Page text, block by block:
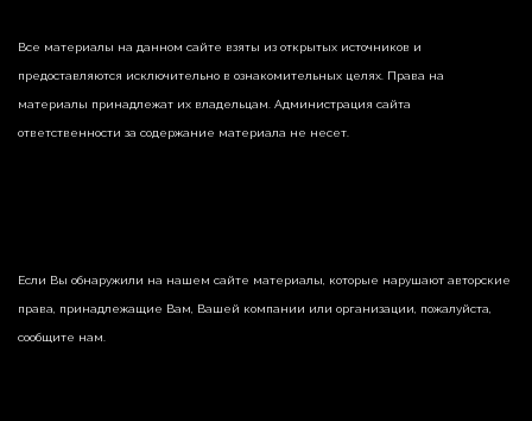
Все материалы на данном сайте взяты из открытых источников и
предоставляются исключительно в ознакомительных целях. Права на
материалы принадлежат их владельцам. Администрация сайта
ответственности за содержание материала не несет.
Если Вы обнаружили на нашем сайте материалы, которые нарушают авторские
права, принадлежащие Вам, Вашей компании или организации, пожалуйста,
сообщите нам.